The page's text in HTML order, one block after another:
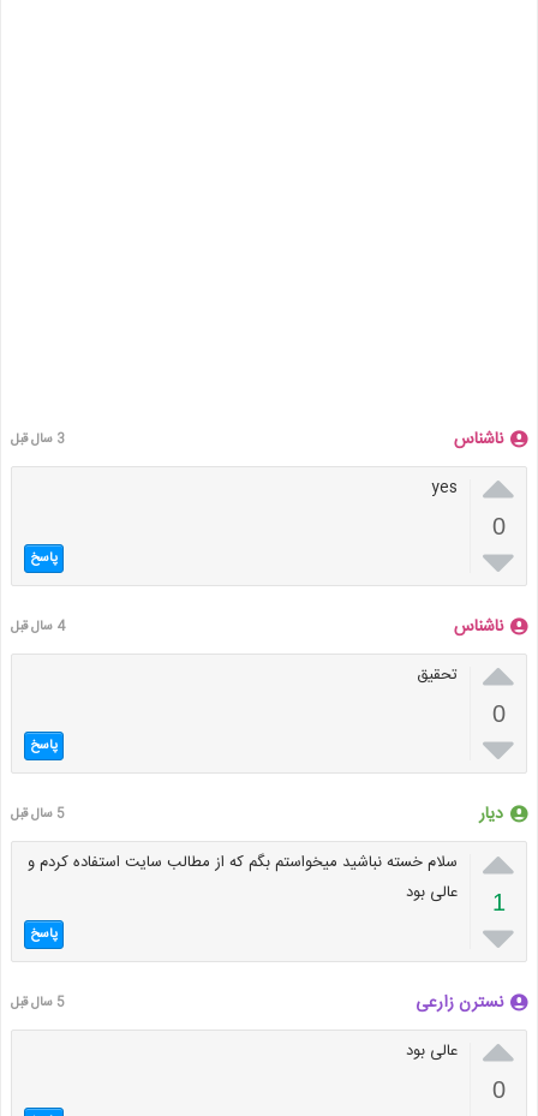
ناشناس 3 سال قبل

0

yes
پاسخ
ناشناس 4 سال قبل

0

تحقیق
پاسخ
دیار 5 سال قبل

1

سلام خسته نباشید میخواستم بگم که از مطالب سایت استفاده کردم و
عالی بود
پاسخ
نسترن زارعی 5 سال قبل

0
عالی بود